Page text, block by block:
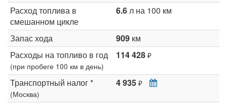
Расход топлива в
смешанном цикле
6.6л на 100 км
Запас хода 909 км
Расходы на топливо в год
(при пробеге 100 км в день)
114 428 ₽
Транспортный налог *
(Москва)
4 935 ₽